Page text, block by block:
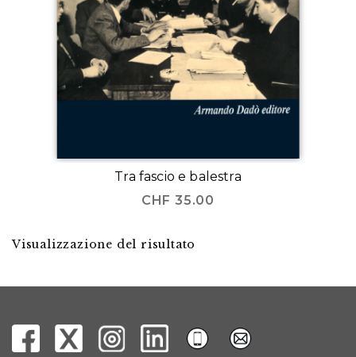
Tra fascio e balestra
CHF 35.00
Visualizzazione del risultato